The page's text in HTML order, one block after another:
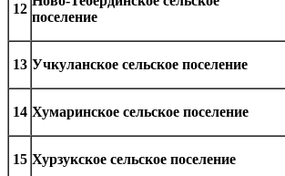
12
поселение
13 Учкуланское сельское поселение
14 Хумаринское сельское поселение
15 Хурзукское сельское поселение